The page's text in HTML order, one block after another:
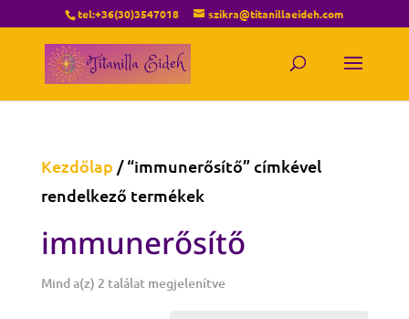
tel:+36(30)3547018 szikra@titanillaeideh.com
Kezdőlap / “immunerősítő” címkével
rendelkező termékek
immunerősítő
Mind a(z) 2 találat megjelenítve